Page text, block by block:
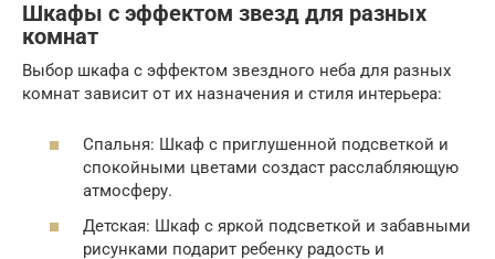
Шкафы с эффектом звезд для разных
комнат
Выбор шкафа с эффектом звездного неба для разных
комнат зависит от их назначения и стиля интерьера:
Спальня: Шкаф с приглушенной подсветкой и
спокойными цветами создаст расслабляющую
атмосферу.
Детская: Шкаф с яркой подсветкой и забавными
рисунками подарит ребенку радость и